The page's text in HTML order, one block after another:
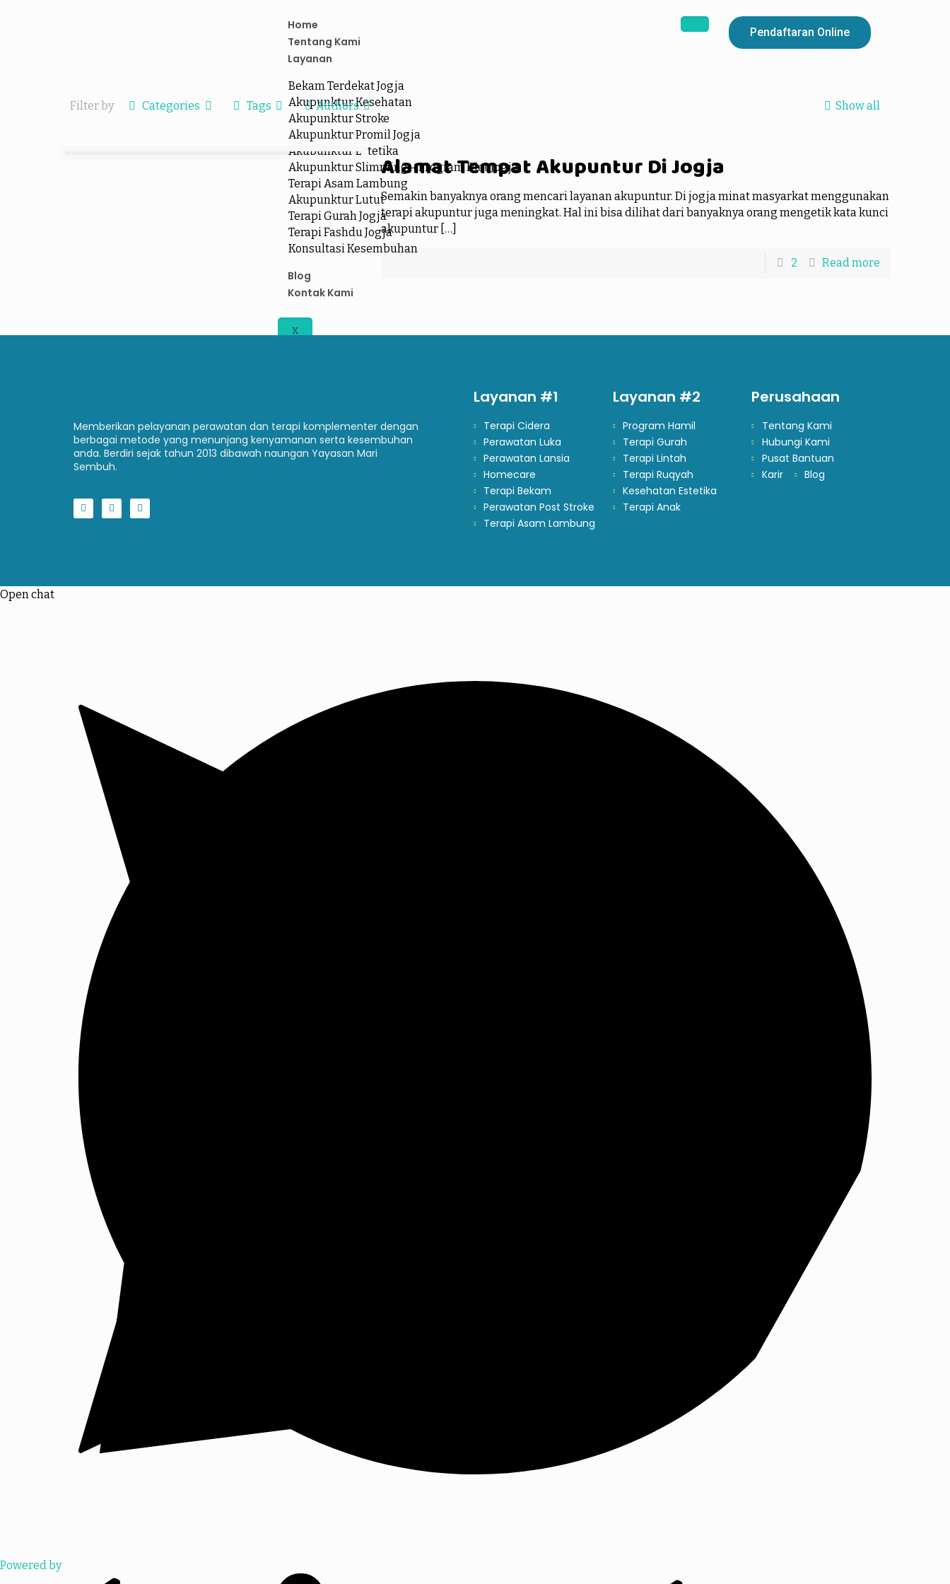
Home
Tentang Kami
Layanan
Bekam Terdekat Jogja
Akupunktur Kesehatan
Akupunktur Stroke
Akupunktur Promil Jogja
Akupunktur Estetika
Akupunktur Slimming – Program Diet Jogja
Terapi Asam Lambung
Akupunktur Lutut
Terapi Gurah Jogja
Terapi Fashdu Jogja
Konsultasi Kesembuhan
Blog
Kontak Kami
X
Pendaftaran Online
Filter by Categories Tags Authors Show all
Alamat Tempat Akupuntur Di Jogja
Semakin banyaknya orang mencari layanan akupuntur. Di jogja minat masyarkat menggunakan
terapi akupuntur juga meningkat. Hal ini bisa dilihat dari banyaknya orang mengetik kata kunci
akupuntur […]
2 Read more
Memberikan pelayanan perawatan dan terapi komplementer dengan
berbagai metode yang menunjang kenyamanan serta kesembuhan
anda. Berdiri sejak tahun 2013 dibawah naungan Yayasan Mari
Sembuh.
Layanan #1
Terapi Cidera
Perawatan Luka
Perawatan Lansia
Homecare
Terapi Bekam
Perawatan Post Stroke
Terapi Asam Lambung
Layanan #2
Program Hamil
Terapi Gurah
Terapi Lintah
Terapi Ruqyah
Kesehatan Estetika
Terapi Anak
Perusahaan
Tentang Kami
Hubungi Kami
Pusat Bantuan
Karir
Blog
Open chat
Powered by